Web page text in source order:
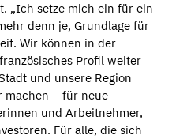
„Ich setze mich ein für ein
denn je, Grundlage für
Wir können in der
Profil weiter
und unsere Region
machen – für neue
und Arbeitnehmer,
Für alle, die sich